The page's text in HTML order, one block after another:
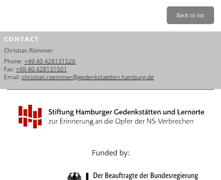
Dansk
Español
Italiano
Nederlands
Back to list
CONTACT
Christian Römmer
Phone: +49 40 428131526
Fax: +49 40 428131501
Email: christian.roemmer@gedenkstaetten.hamburg.de
Funded by: